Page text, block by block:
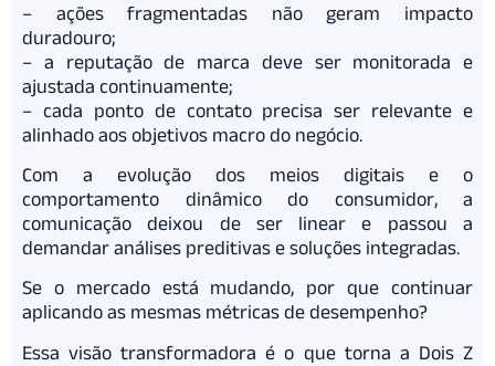
– ações fragmentadas não geram impacto
duradouro;
– a reputação de marca deve ser monitorada e
ajustada continuamente;
– cada ponto de contato precisa ser relevante e
alinhado aos objetivos macro do negócio.
Com a evolução dos meios digitais e o
comportamento dinâmico do consumidor, a
comunicação deixou de ser linear e passou a
demandar análises preditivas e soluções integradas.
Se o mercado está mudando, por que continuar
aplicando as mesmas métricas de desempenho?
Essa visão transformadora é o que torna a Dois Z